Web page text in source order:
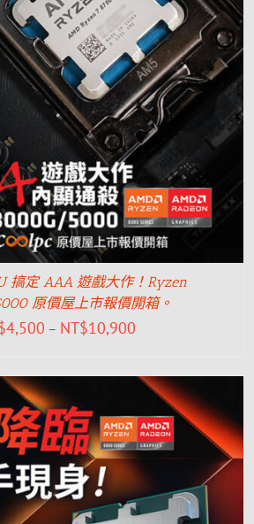
搞定 AAA 遊戲大作！Ryzen
原價屋上市報價開箱。
4,500 – NT$10,900